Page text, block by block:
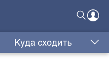
Куда сходить